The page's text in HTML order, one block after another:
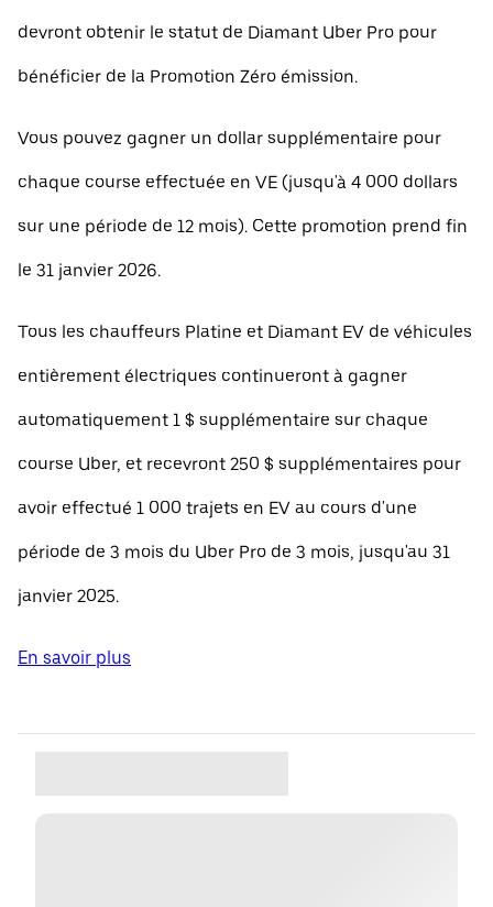
devront obtenir le statut de Diamant Uber Pro pour
bénéficier de la Promotion Zéro émission.
Vous pouvez gagner un dollar supplémentaire pour
chaque course effectuée en VE (jusqu'à 4 000 dollars
sur une période de 12 mois). Cette promotion prend fin
le 31 janvier 2026.
Tous les chauffeurs Platine et Diamant EV de véhicules
entièrement électriques continueront à gagner
automatiquement 1 $ supplémentaire sur chaque
course Uber, et recevront 250 $ supplémentaires pour
avoir effectué 1 000 trajets en EV au cours d'une
période de 3 mois du Uber Pro de 3 mois, jusqu'au 31
janvier 2025.
En savoir plus